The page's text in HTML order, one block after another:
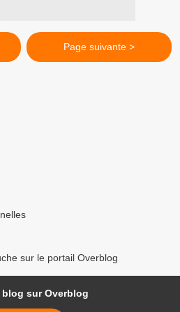
Page suivante >
sur le portail Overblog
blog sur Overblog